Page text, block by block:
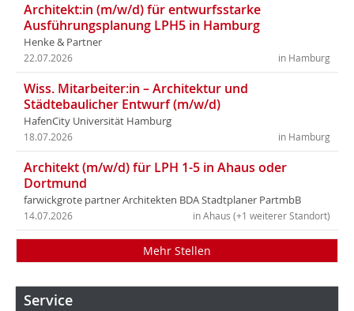
Architekt:in (m/w/d) für entwurfsstarke
Ausführungsplanung LPH5 in Hamburg
Henke & Partner
in Hamburg
22.07.2026
Wiss. Mitarbeiter:in – Architektur und
Städtebaulicher Entwurf (m/w/d)
HafenCity Universität Hamburg
in Hamburg
18.07.2026
Architekt (m/w/d) für LPH 1-5 in Ahaus oder
Dortmund
farwickgrote partner Architekten BDA Stadtplaner PartmbB
in Ahaus (+1 weiterer Standort)
14.07.2026
Mehr Stellen
Service